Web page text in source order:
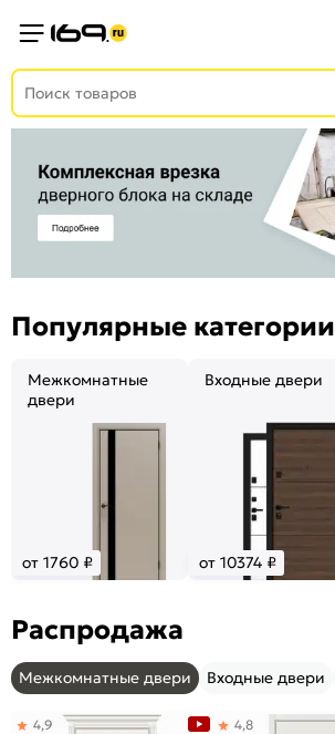
Популярные категории
Межкомнатные
двери
от 1760 ₽
Входные двери
от 10374 ₽
Распродажа
Межкомнатные двери Входные двери
4,9 4,8